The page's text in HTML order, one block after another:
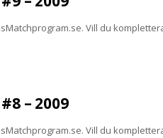
Vill du
– 2009
Vill du